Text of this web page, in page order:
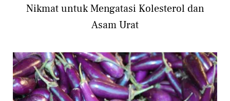
Nikmat untuk Mengatasi Kolesterol dan
Asam Urat